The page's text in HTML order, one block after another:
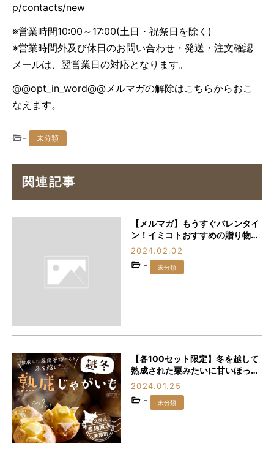
p/contacts/new
※営業時間10:00～17:00(土日・祝祭日を除く)
※営業時間外及び休日のお問い合わせ・発送・注文確認
メールは、翌営業日の対応となります。
@@opt_in_word@@メルマガの解除はこちらからおこ
なえます。
- 未分類
関連記事
【メルマガ】もうすぐバレンタイ
ン！イミコトおすすめの贈り物3
選
2024.02.02
- 未分類
【各100セット限定】冬を越して
熟成された栗みたいに甘いほっく
ほくの「越冬熟成じゃがいも」を
食べなきゃ損♪
2024.01.25
- 未分類